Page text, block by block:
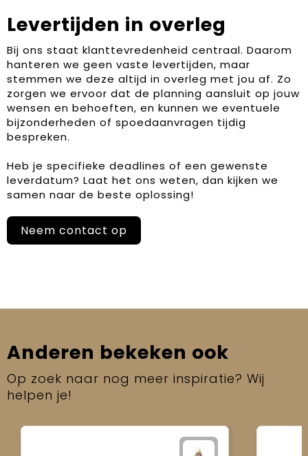
Levertijden in overleg
Bij ons staat klanttevredenheid centraal. Daarom
hanteren we geen vaste levertijden, maar
stemmen we deze altijd in overleg met jou af. Zo
zorgen we ervoor dat de planning aansluit op jouw
wensen en behoeften, en kunnen we eventuele
bijzonderheden of spoedaanvragen tijdig
bespreken.
Heb je specifieke deadlines of een gewenste
leverdatum? Laat het ons weten, dan kijken we
samen naar de beste oplossing!
Neem contact op
Anderen bekeken ook
Op zoek naar nog meer inspiratie? Wij
helpen je!